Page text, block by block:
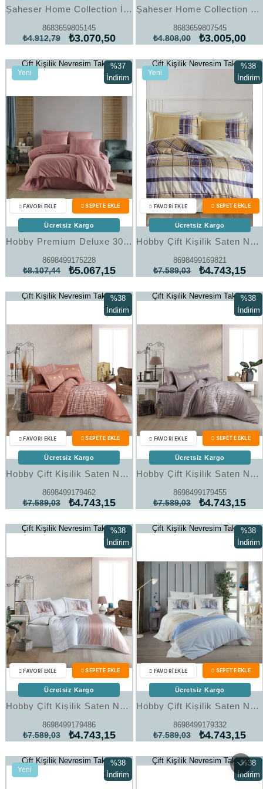
Şaheser Home Collection İplik Boyalı Nevresim Takımı Avva Bordo
8683659805145
₺3.070,50
₺4.912,79
Şaheser Home Collection Jakarlı Saten Çift Kişilik Nevresim Takımı Lucio Vizon
8683659807545
₺3.005,00
₺4.808,00
Çift Kişilik Nevresim Takımı
Hobby Premium Deluxe 300TC Çift Kişilik Saten Nevresim Takımı Plain Pudra
8698499175228
₺5.067,15
₺8.107,44
%37
İndirim
Ücretsiz Kargo
Yeni
Çift Kişilik Nevresim Takımı
Hobby Çift Kişilik Saten Nevresim Yolanda Bej
8698499169821
₺4.743,15
₺7.589,03
%38
İndirim
Ücretsiz Kargo
Yeni
Çift Kişilik Nevresim Takımı
Hobby Çift Kişilik Saten Nevresim Adalia Tarçın
8698499179462
₺4.743,15
₺7.589,03
%38
İndirim
Ücretsiz Kargo
Çift Kişilik Nevresim Takımı
Hobby Çift Kişilik Saten Nevresim Adalia Platin
8698499179455
₺4.743,15
₺7.589,03
%38
İndirim
Ücretsiz Kargo
Çift Kişilik Nevresim Takımı
Hobby Çift Kişilik Saten Nevresim Aden Pembe
8698499179486
₺4.743,15
₺7.589,03
%38
İndirim
Ücretsiz Kargo
Çift Kişilik Nevresim Takımı
Hobby Çift Kişilik Saten Nevresim Aden Mavi
8698499179332
₺4.743,15
₺7.589,03
%38
İndirim
Ücretsiz Kargo
Çift Kişilik Nevresim Takımı%38
İndirim
Yeni
Çift Kişilik Nevresim Takımı%38
İndirim